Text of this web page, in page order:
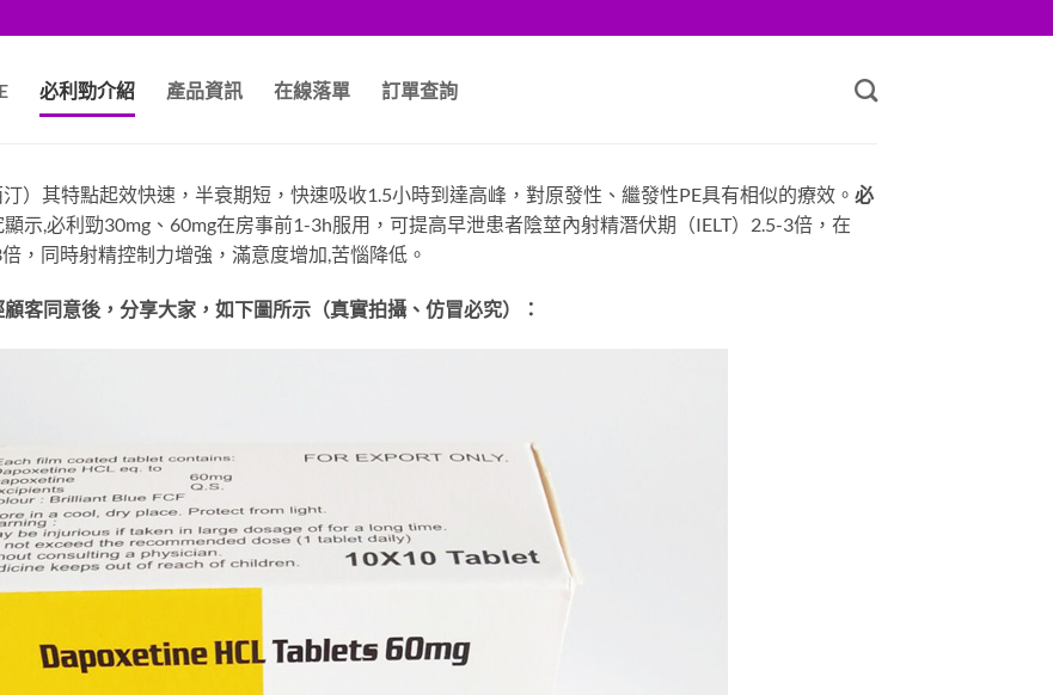
必利勁介紹 產品資訊 在線落單 訂單查詢
）其特點起效快速，半衰期短，快速吸收1.5小時到達高峰，對原發性、繼發性PE具有相似的療效。 必
示,必利勁30mg、60mg在房事前1-3h服用，可提高早泄患者陰莖內射精潛伏期（IELT）2.5-3倍，在
，同時射精控制力增強，滿意度增加,苦惱降低。
客同意後，分享大家，如下圖所示（真實拍攝、仿冒必究）：